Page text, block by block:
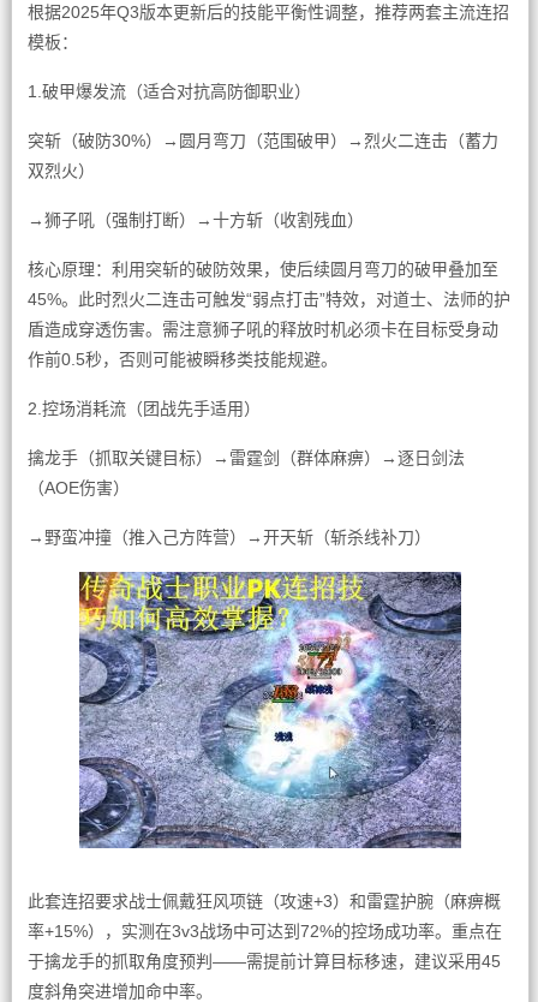
根据2025年Q3版本更新后的技能平衡性调整，推荐两套主流连招
模板：
1.破甲爆发流（适合对抗高防御职业）
突斩（破防30%）→圆月弯刀（范围破甲）→烈火二连击（蓄力
双烈火）
→狮子吼（强制打断）→十方斩（收割残血）
核心原理：利用突斩的破防效果，使后续圆月弯刀的破甲叠加至
45%。此时烈火二连击可触发“弱点打击”特效，对道士、法师的护
盾造成穿透伤害。需注意狮子吼的释放时机必须卡在目标受身动
作前0.5秒，否则可能被瞬移类技能规避。
2.控场消耗流（团战先手适用）
擒龙手（抓取关键目标）→雷霆剑（群体麻痹）→逐日剑法
（AOE伤害）
→野蛮冲撞（推入己方阵营）→开天斩（斩杀线补刀）
此套连招要求战士佩戴狂风项链（攻速+3）和雷霆护腕（麻痹概
率+15%），实测在3v3战场中可达到72%的控场成功率。重点在
于擒龙手的抓取角度预判——需提前计算目标移速，建议采用45
度斜角突进增加命中率。